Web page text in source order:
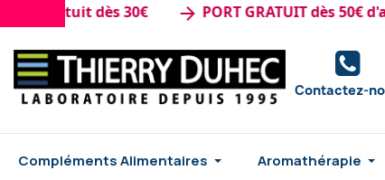
dès 30€ arrow_forward PORT GRATUIT dès 50€ d'achat
Contactez-
Compléments Alimentaires Aromathérapie